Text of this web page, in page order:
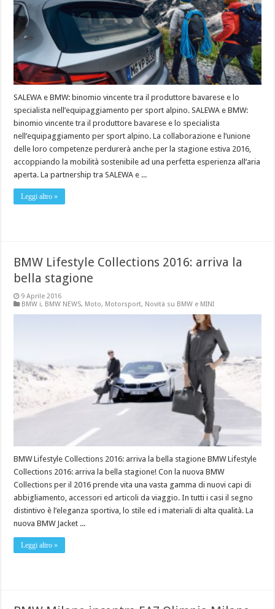
SALEWA e BMW: binomio vincente tra il produttore bavarese e lo
specialista nell’equipaggiamento per sport alpino. SALEWA e BMW:
binomio vincente tra il produttore bavarese e lo specialista
nell’equipaggiamento per sport alpino. La collaborazione e l’unione
delle loro competenze perdurerà anche per la stagione estiva 2016,
accoppiando la mobilità sostenibile ad una perfetta esperienza all’aria
aperta. La partnership tra SALEWA e ...
Leggi altro »
BMW Lifestyle Collections 2016: arriva la
bella stagione
9 Aprile 2016
BMW i, BMW NEWS, Moto, Motorsport, Novità su BMW e MINI
BMW Lifestyle Collections 2016: arriva la bella stagione BMW Lifestyle
Collections 2016: arriva la bella stagione! Con la nuova BMW
Collections per il 2016 prende vita una vasta gamma di nuovi capi di
abbigliamento, accessori ed articoli da viaggio. In tutti i casi il segno
distintivo è l’eleganza sportiva, lo stile ed i materiali di alta qualità. La
nuova BMW Jacket ...
Leggi altro »